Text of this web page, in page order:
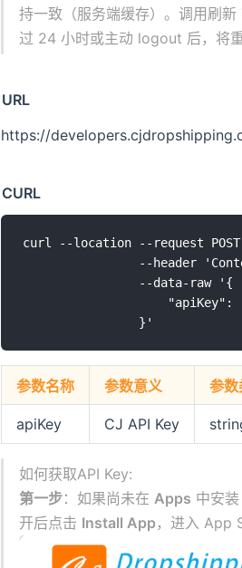
持一致（服务端缓存）。调用刷
过 24 小时或主动 logout 后，将
URL
https://
CURL
curl --location --request
--header
                --data-raw '{
"apiKey":
参数名称 参数意义 参数
apiKey CJ API Key
如何获取API Key:
第一步：如果尚未在 Apps 中安装
开后点击 Install App，进入 App